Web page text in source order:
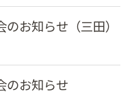
のお知らせ（三田）
のお知らせ